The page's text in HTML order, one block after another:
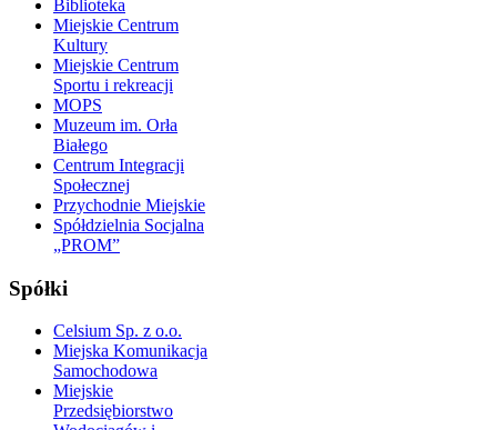
Biblioteka
Miejskie Centrum
Kultury
Miejskie Centrum
Sportu i rekreacji
MOPS
Muzeum im. Orła
Białego
Centrum Integracji
Społecznej
Przychodnie Miejskie
Spółdzielnia Socjalna
„PROM”
Spółki
Celsium Sp. z o.o.
Miejska Komunikacja
Samochodowa
Miejskie
Przedsiębiorstwo